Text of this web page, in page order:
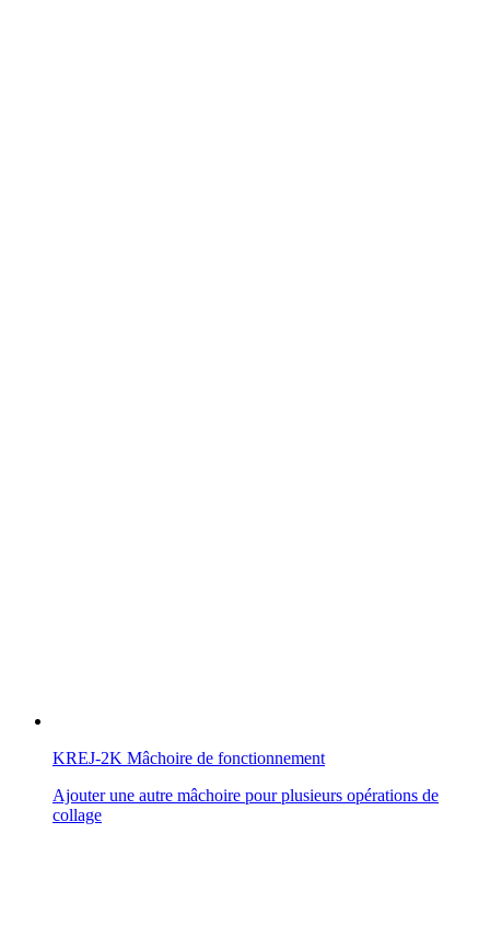
KREJ-2K Mâchoire de fonctionnement
Ajouter une autre mâchoire pour plusieurs opérations de
collage